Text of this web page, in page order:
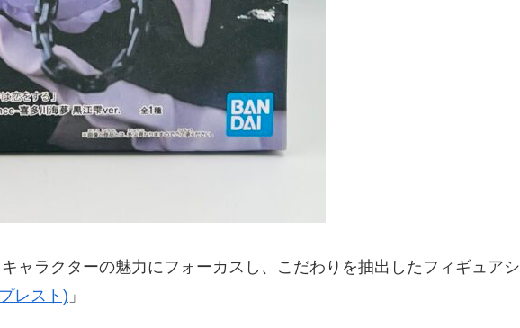
ャラクターの魅力にフォーカスし、こだわりを抽出したフィギュアシ
レスト) 」